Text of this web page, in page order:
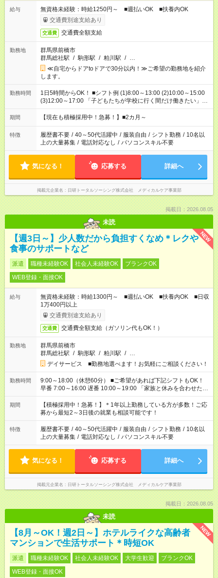
給与
無資格未経験：時給1250円～ ■週払いOK ■扶養内OK
交通費別途支給あり
交通費 交通費全額支給
勤務地
群馬県前橋市
群馬総社駅 / 駒形駅 / 粕川駅 / …
≪自宅からドアtoドアで30分以内！≫ご希望の勤務地を紹介
します。
勤務時間
1日5時間からOK！ ■シフト例 (1)8:00～13:00 (2)10:00～15:00
(3)12:00～17:00 「子どもたちが学校に行く間だけ働きたい」
「余裕を持って夕飯の準備がしたい」 「午前中は働いて、午後
はプライベートの時間にしたい」 など、ご希望を教えてくださ
間と、もう1つのお仕事の勤務時間。 合計で週40時間を超える
場合は応募できません。
期間 【現在も積極採用中！急募！】■2カ月～
特徴 履歴書不要 / 40～50代活躍中 / 服装自由 / シフト勤務 / 10名以
上の大量募集 / 電話対応なし / パソコンスキル不要
気になる！ 応募する 詳細へ
掲載元企業名 日研トータルソーシング株式会社 メディカルケア事業部
掲載日：2026.08.05
未読
NEW
【週3日～】少人数だから負担すくなめ＊レクや
食事のサポートなど
派遣 職種未経験OK 社会人未経験OK
ブランクOK
WEB登録・面接OK
給与
無資格未経験：時給1300円～ ■週払いOK ■扶養内OK ■日収
1万400円以上
交通費別途支給あり
交通費 交通費全額支給（ガソリン代もOK！）
勤務地
群馬県前橋市
群馬総社駅 / 駒形駅 / 粕川駅 / …
デイサービス ■勤務地選べます！お気軽にご相談ください！
勤務時間
9:00～18:00（休憩60分） ■ご希望があれば下記シフトもOK！
早番 7:00～16:00 遅番 10:00～19:00 「家族と休みを合わせた
い」 「余裕を持って夕飯の準備がしたい」 「できれば残業はし
たくない」 など、ご希望を教えてくださいね。 ※Wワーク希望
の方へ 今ご覧のお仕事で希望する勤務時間と、もう1つのお仕事
の勤務時間。 合計で週40時間を超える場合は応募できません。
期間
【積極採用中！急募！】＊1年以上勤務している方が多数！ご応
募から最短2～3日後の就業も相談可能です！
特徴 履歴書不要 / 40～50代活躍中 / 服装自由 / シフト勤務 / 10名以
上の大量募集 / 電話対応なし / パソコンスキル不要
気になる！ 応募する 詳細へ
掲載元企業名 日研トータルソーシング株式会社 メディカルケア事業部
掲載日：2026.08.05
未読
NEW
【8月～OK！週2日～】ホテルライクな高齢者
マンションで生活サポート＊時短OK
派遣 職種未経験OK 社会人未経験OK 大学生歓迎
ブランクOK
WEB登録・面接OK